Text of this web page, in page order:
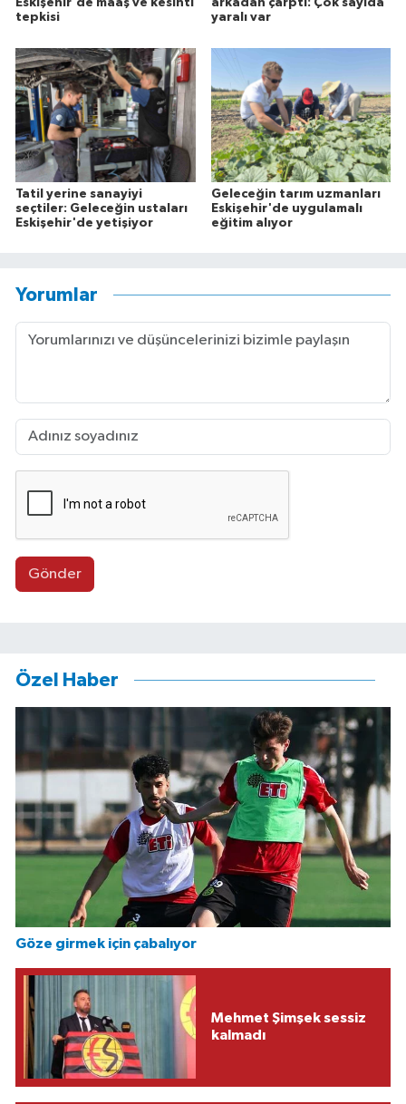
Eskişehir'de maaş ve kesinti
tepkisi
arkadan çarptı: Çok sayıda
yaralı var
Tatil yerine sanayiyi
seçtiler: Geleceğin ustaları
Eskişehir'de yetişiyor
Geleceğin tarım uzmanları
Eskişehir'de uygulamalı
eğitim alıyor
Yorumlar
Gönder
Özel Haber
Göze girmek için çabalıyor
Mehmet Şimşek sessiz
kalmadı